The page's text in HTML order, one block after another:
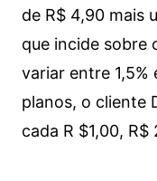
de R$ 4,90 mais
que incide sobre
variar entre
planos, o cliente
cada R $1,00,